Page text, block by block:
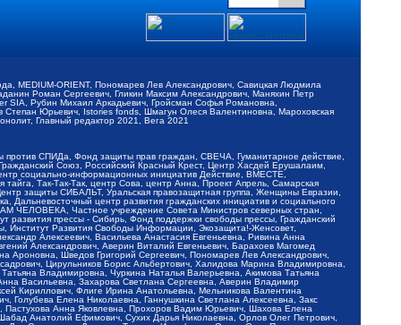
MEDIUM-ORIENT, Пономарев Лев Александрович, Савицкая Людмила
Роман Сергеевич, Гликин Максим Александрович, Маняхин Петр
Рубин Михаил Аркадьевич, Гройсман Софья Романовна,
Юрьевич, Istories fonds, Шмагун Олеся Валентиновна, Мароховская
Главный редактор 2021, Вега 2021
СПИДа, Фонд защиты прав граждан, СВЕЧА, Гуманитарное действие,
Союз, Российский Красный Крест, Центр Хасдей Ерушалаим,
социально-информационных инициатив Действие, ВМЕСТЕ,
Так-Так-Так, центр Сова, центр Анна, Проект Апрель, Самарская
защиты СИБАЛЬТ, Уральская правозащитная группа, Женщины Евразии,
Дальневосточный центр развития гражданских инициатив и социального
ЧЕЛОВЕКА, Частное учреждение Совета Министров северных стран,
прессы - Сибирь, Фонд поддержки свободы прессы, Гражданский
Институт Развития Свободы Информации, Экозащита!-Женсовет,
Алексеевич, Васильева Анастасия Евгеньевна, Ривина Анна
Александрович, Аверин Виталий Евгеньевич, Барахоев Магомед
Шведов Григорий Сергеевич, Пономарев Лев Александрович,
Цирульников Борис Альбертович, Халидова Марина Владимировна,
Владимировна, Чуркина Наталья Валерьевна, Акимова Татьяна
Васильевна, Захарова Светлана Сергеевна, Аверин Владимир
Кириллович, Флиге Ирина Анатольевна, Мельникова Валентина
Елена Николаевна, Ганнушкина Светлана Алексеевна, Закс
Анна Яковлевна, Прохоров Вадим Юрьевич, Шахова Елена
Анатолий Ефимович, Сухих Дарья Николаевна, Орлов Олег Петрович,